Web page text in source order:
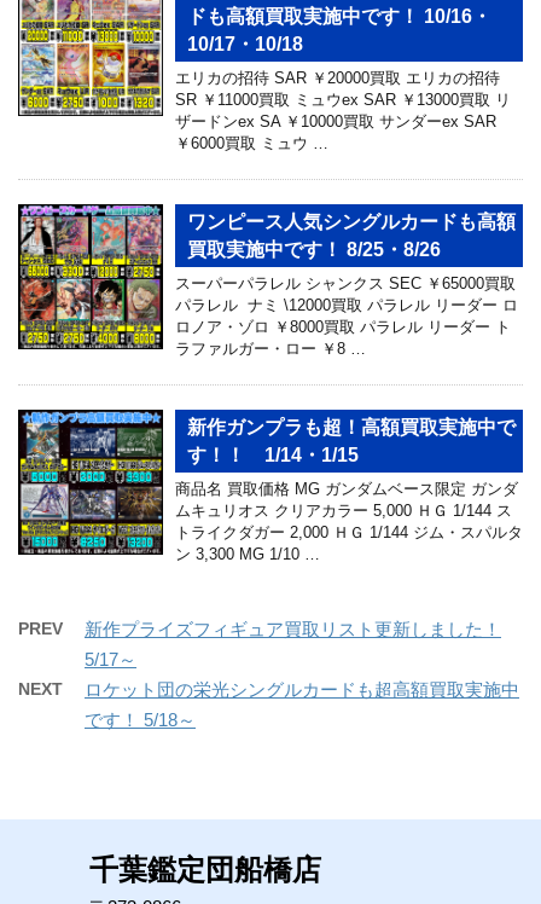
ドも高額買取実施中です！ 10/16・
10/17・10/18
エリカの招待 SAR ￥20000買取 エリカの招待
SR ￥11000買取 ミュウex SAR ￥13000買取 リ
ザードンex SA ￥10000買取 サンダーex SAR
￥6000買取 ミュウ …
ワンピース人気シングルカードも高額
買取実施中です！ 8/25・8/26
スーパーパラレル シャンクス SEC ￥65000買取
パラレル ナミ \12000買取 パラレル リーダー ロ
ロノア・ゾロ ￥8000買取 パラレル リーダー ト
ラファルガー・ロー ￥8 …
新作ガンプラも超！高額買取実施中で
す！！ 1/14・1/15
商品名 買取価格 MG ガンダムベース限定 ガンダ
ムキュリオス クリアカラー 5,000 ＨＧ 1/144 ス
トライクダガー 2,000 ＨＧ 1/144 ジム・スパルタ
ン 3,300 MG 1/10 …
PREV
新作プライズフィギュア買取リスト更新しました！
5/17～
NEXT
ロケット団の栄光シングルカードも超高額買取実施中
です！ 5/18～
千葉鑑定団船橋店